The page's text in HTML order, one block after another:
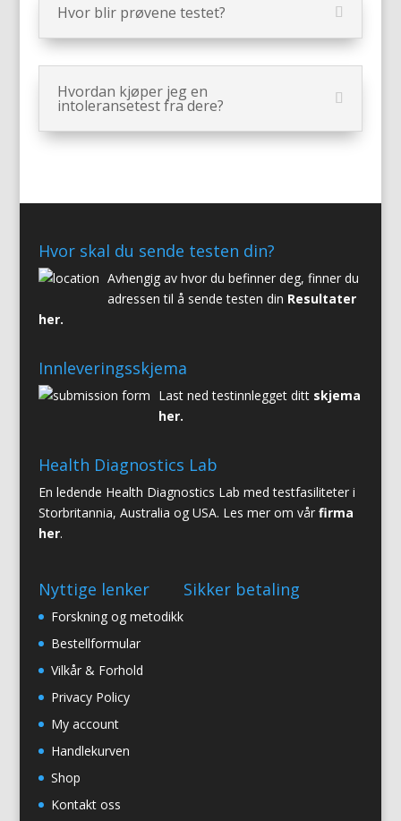
Hvor blir prøvene testet?
Hvordan kjøper jeg en
intoleransetest fra dere?
Hvor skal du sende testen din?
Avhengig av hvor du befinner deg, finner du
adressen til å sende testen din Resultater
her.
Innleveringsskjema
Last ned testinnlegget ditt skjema
her.
Health Diagnostics Lab
En ledende Health Diagnostics Lab med testfasiliteter i
Storbritannia, Australia og USA. Les mer om vår firma
her.
Nyttige lenker
Forskning og metodikk
Bestellformular
Vilkår & Forhold
Privacy Policy
My account
Handlekurven
Shop
Kontakt oss
Sikker betaling